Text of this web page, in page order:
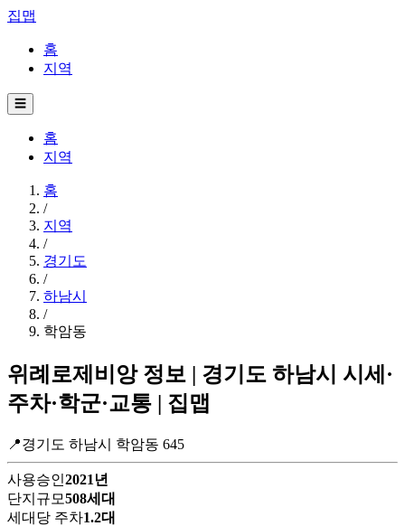
집맵
홈
지역
☰
홈
지역
홈
/
지역
/
경기도
/
하남시
/
학암동
위례로제비앙 정보 | 경기도 하남시 시세·
주차·학군·교통 | 집맵
📍경기도 하남시 학암동 645
사용승인2021년
단지규모508세대
세대당 주차1.2대